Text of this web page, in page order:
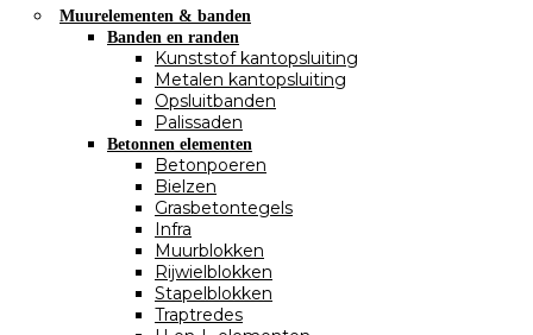
Muurelementen & banden
Banden en randen
Kunststof kantopsluiting
Metalen kantopsluiting
Opsluitbanden
Palissaden
Betonnen elementen
Betonpoeren
Bielzen
Grasbetontegels
Infra
Muurblokken
Rijwielblokken
Stapelblokken
Traptredes